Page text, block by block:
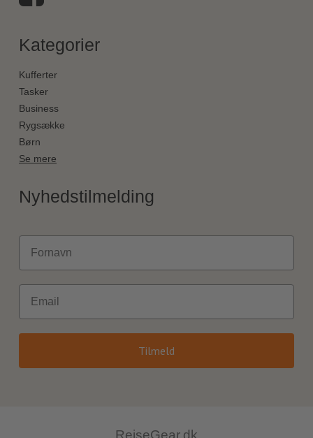
Kategorier
Kufferter
Tasker
Business
Rygsække
Børn
Se mere
Nyhedstilmelding
Fornavn
Email
Tilmeld
RejseGear.dk